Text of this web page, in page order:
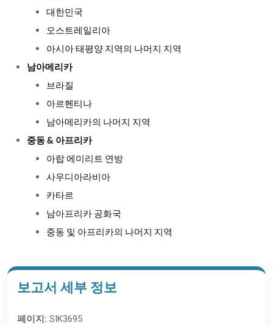
대한민국
오스트레일리아
아시아 태평양 지역의 나머지 지역
남아메리카
브라질
아르헨티나
남아메리카의 나머지 지역
중동 & 아프리카
아랍 에미리트 연방
사우디아라비아
카타르
남아프리카 공화국
중동 및 아프리카의 나머지 지역
보고서 세부 정보
페이지: SIK3695